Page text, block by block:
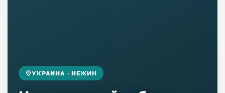
УКРАИНА · НЕЖИН